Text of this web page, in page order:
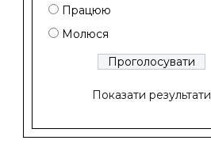
Працюю
Молюся
Показати результати